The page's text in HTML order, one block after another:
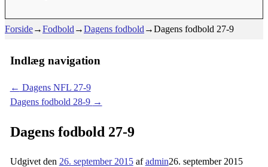
Forside→Fodbold →Dagens fodbold →Dagens fodbold 27-9
Indlæg navigation
← Dagens NFL 27-9
Dagens fodbold 28-9 →
Dagens fodbold 27-9
Udgivet den 26. september 2015 afadmin26. september 2015